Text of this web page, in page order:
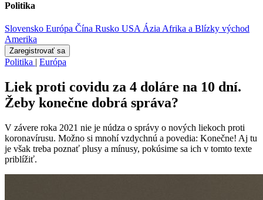
Politika
Slovensko Európa Čína Rusko USA ÁziaAfrika a Blízky východ
Amerika
Zaregistrovať sa
Politika | Európa
Liek proti covidu za 4 doláre na 10 dní.
Žeby konečne dobrá správa?
V závere roka 2021 nie je núdza o správy o nových liekoch proti
koronavírusu. Možno si mnohí vzdychnú a povedia: Konečne! Aj tu
je však treba poznať plusy a mínusy, pokúsime sa ich v tomto texte
priblížiť.